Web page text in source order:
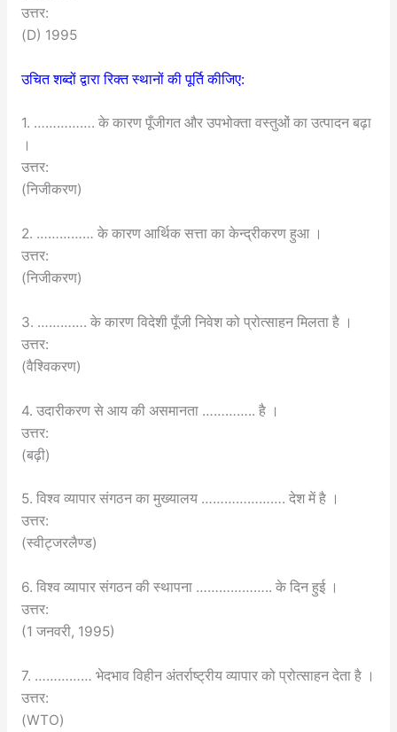
उत्तर:
(D) 1995
उचित शब्दों द्वारा रिक्त स्थानों की पूर्ति कीजिए:
1. ……………. के कारण पूँजीगत और उपभोक्ता वस्तुओं का उत्पादन बढ़ा
।
उत्तर:
(निजीकरण)
2. …………… के कारण आर्थिक सत्ता का केन्द्रीकरण हुआ ।
उत्तर:
(निजीकरण)
3. …………. के कारण विदेशी पूँजी निवेश को प्रोत्साहन मिलता है ।
उत्तर:
(वैश्विकरण)
4. उदारीकरण से आय की असमानता ………….. है ।
उत्तर:
(बढ़ी)
5. विश्व व्यापार संगठन का मुख्यालय …………………. देश में है ।
उत्तर:
(स्वीट्जरलैण्ड)
6. विश्व व्यापार संगठन की स्थापना ……………….. के दिन हुई ।
उत्तर:
(1 जनवरी, 1995)
7. …………… भेदभाव विहीन अंतर्राष्ट्रीय व्यापार को प्रोत्साहन देता है ।
उत्तर:
(WTO)